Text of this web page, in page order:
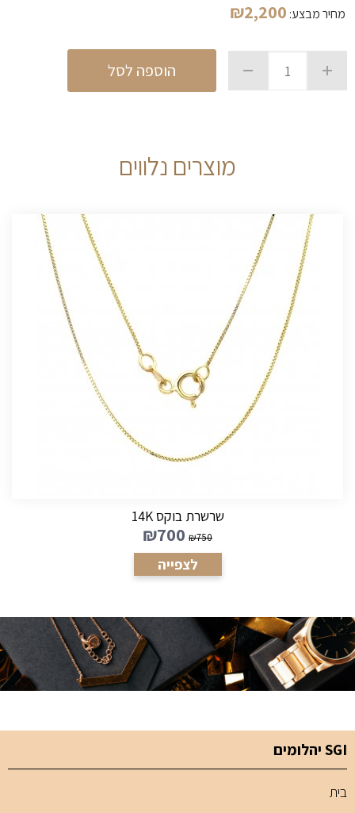
מחיר מבצע: ₪2,200
הוספה לסל
מוצרים נלווים
שרשרת בוקס 14K
₪700 ₪750
לצפייה
SGI יהלומים
בית